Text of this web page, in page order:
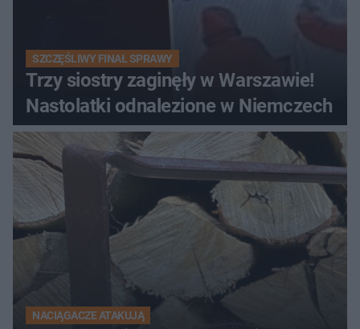
SZCZĘŚLIWY FINAŁ SPRAWY
Trzy siostry zaginęły w Warszawie!
Nastolatki odnalezione w Niemczech
NACIĄGACZE ATAKUJĄ